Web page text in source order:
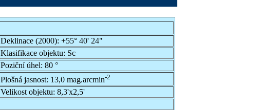
Deklinace (2000): +55° 40' 24"
Klasifikace objektu: Sc
Poziční úhel: 80 °
Plošná jasnost: 13,0 mag.arcmin-2
Velikost objektu: 8,3'x2,5'